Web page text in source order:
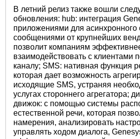
В летний релиз также вошли
обновления: hub: интеграция
приложениями для асинхронного
сообщениями от крупнейших
позволит компаниям
взаимодействовать с клиентами
каналу; SMS: нативная функция
которая дает возможность
исходящие SMS, устраняя
услугах стороннего агрегатора;
движок: с помощью системы
естественной речи, которая
намерения, анализировать
управлять ходом диалога,